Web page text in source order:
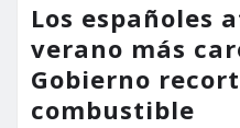
Los españoles
verano más
Gobierno
combustible